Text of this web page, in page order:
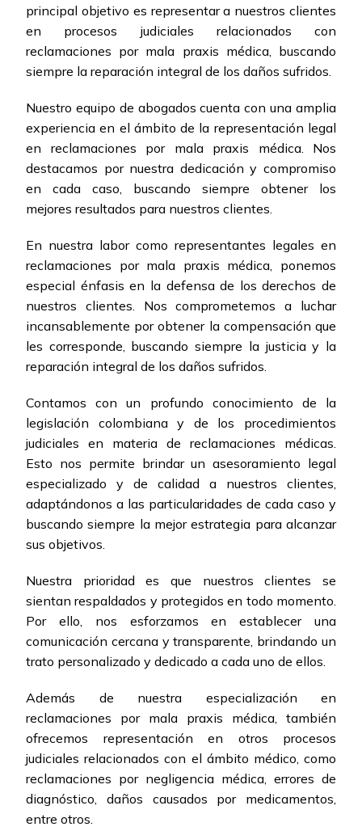
principal objetivo es representar a nuestros clientes
en procesos judiciales relacionados con
reclamaciones por mala praxis médica, buscando
siempre la reparación integral de los daños sufridos.
Nuestro equipo de abogados cuenta con una amplia
experiencia en el ámbito de la representación legal
en reclamaciones por mala praxis médica. Nos
destacamos por nuestra dedicación y compromiso
en cada caso, buscando siempre obtener los
mejores resultados para nuestros clientes.
En nuestra labor como representantes legales en
reclamaciones por mala praxis médica, ponemos
especial énfasis en la defensa de los derechos de
nuestros clientes. Nos comprometemos a luchar
incansablemente por obtener la compensación que
les corresponde, buscando siempre la justicia y la
reparación integral de los daños sufridos.
Contamos con un profundo conocimiento de la
legislación colombiana y de los procedimientos
judiciales en materia de reclamaciones médicas.
Esto nos permite brindar un asesoramiento legal
especializado y de calidad a nuestros clientes,
adaptándonos a las particularidades de cada caso y
buscando siempre la mejor estrategia para alcanzar
sus objetivos.
Nuestra prioridad es que nuestros clientes se
sientan respaldados y protegidos en todo momento.
Por ello, nos esforzamos en establecer una
comunicación cercana y transparente, brindando un
trato personalizado y dedicado a cada uno de ellos.
Además de nuestra especialización en
reclamaciones por mala praxis médica, también
ofrecemos representación en otros procesos
judiciales relacionados con el ámbito médico, como
reclamaciones por negligencia médica, errores de
diagnóstico, daños causados por medicamentos,
entre otros.